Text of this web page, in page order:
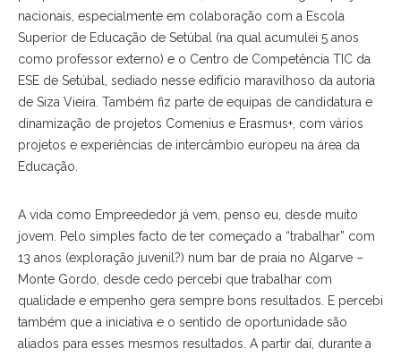
nacionais, especialmente em colaboração com a Escola
Superior de Educação de Setúbal (na qual acumulei 5 anos
como professor externo) e o Centro de Competência TIC da
ESE de Setúbal, sediado nesse edifício maravilhoso da autoria
de Siza Vieira. Também fiz parte de equipas de candidatura e
dinamização de projetos Comenius e Erasmus+, com vários
projetos e experiências de intercâmbio europeu na área da
Educação.
A vida como Empreededor já vem, penso eu, desde muito
jovem. Pelo simples facto de ter começado a “trabalhar” com
13 anos (exploração juvenil?) num bar de praia no Algarve –
Monte Gordo, desde cedo percebi que trabalhar com
qualidade e empenho gera sempre bons resultados. E percebi
também que a iniciativa e o sentido de oportunidade são
aliados para esses mesmos resultados. A partir daí, durante a